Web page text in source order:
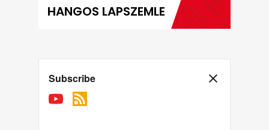
HANGOS LAPSZEMLE